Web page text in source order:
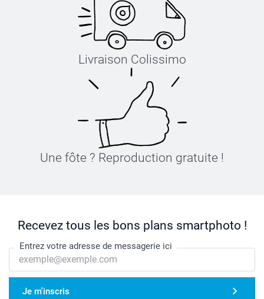
Livraison Colissimo
Une fôte ? Reproduction gratuite !
Recevez tous les bons plans smartphoto !
Entrez votre adresse de messagerie ici
Je m'inscris